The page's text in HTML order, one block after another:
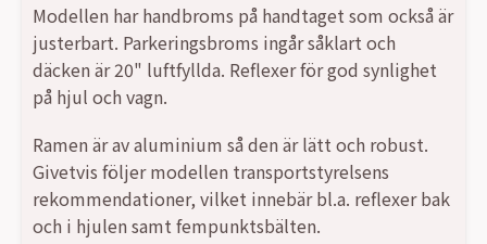
Modellen har handbroms på handtaget som också är
justerbart. Parkeringsbroms ingår såklart och
däcken är 20" luftfyllda. Reflexer för god synlighet
på hjul och vagn.
Ramen är av aluminium så den är lätt och robust.
Givetvis följer modellen transportstyrelsens
rekommendationer, vilket innebär bl.a. reflexer bak
och i hjulen samt fempunktsbälten.